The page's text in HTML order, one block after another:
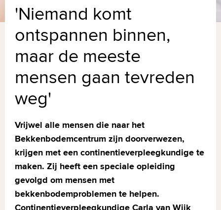
'Niemand komt
ontspannen binnen,
maar de meeste
mensen gaan tevreden
weg'
Vrijwel alle mensen die naar het
Bekkenbodemcentrum zijn doorverwezen,
krijgen met een continentieverpleegkundige te
maken. Zij heeft een speciale opleiding
gevolgd om mensen met
bekkenbodemproblemen te helpen.